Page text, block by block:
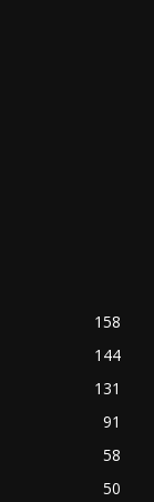
158
144
131
91
58
50